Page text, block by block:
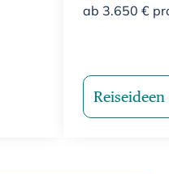
ab 3.650 €